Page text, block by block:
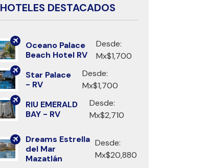
HOTELES DESTACADOS
Oceano Palace
Beach Hotel RV
Desde:
Mx$1,700
Star Palace
- RV
Desde:
Mx$1,700
RIU EMERALD
BAY - RV
Desde:
Mx$2,710
Dreams Estrella
del Mar
Mazatlán
Desde:
Mx$20,880